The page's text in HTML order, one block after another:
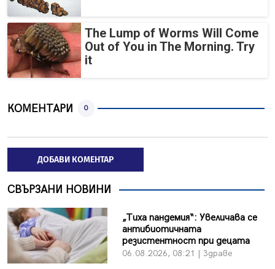
The Lump of Worms Will Come
Out of You in The Morning. Try
it
КОМЕНТАРИ 0
ДОБАВИ КОМЕНТАР
СВЪРЗАНИ НОВИНИ
„Тиха пандемия“: Увеличава се
антибиотичната
резистентност при децата
06.08.2026, 08:21 | Здраве